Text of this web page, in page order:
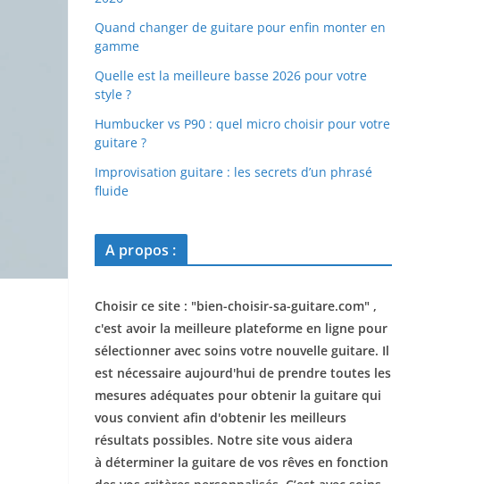
Quand changer de guitare pour enfin monter en
gamme
Quelle est la meilleure basse 2026 pour votre
style ?
Humbucker vs P90 : quel micro choisir pour votre
guitare ?
Improvisation guitare : les secrets d’un phrasé
fluide
A propos :
Choisir ce site : "bien-choisir-sa-guitare.com" ,
c'est avoir la meilleure plateforme en ligne pour
sélectionner avec soins votre nouvelle guitare. Il
est nécessaire aujourd'hui de prendre toutes les
mesures adéquates pour obtenir la guitare qui
vous convient afin d'obtenir les meilleurs
résultats possibles. Notre site vous aidera
à déterminer la guitare de vos rêves en fonction